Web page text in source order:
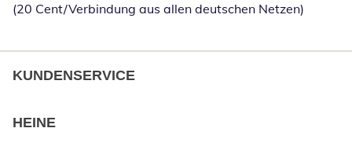
(20 Cent/Verbindung aus allen deutschen Netzen)
KUNDENSERVICE
HEINE